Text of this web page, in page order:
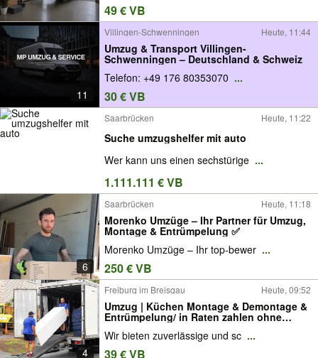
49 € VB
11
Villingen-Schwenningen Heute, 11:44
Umzug & Transport Villingen-
Schwenningen – Deutschland & Schweiz
Telefon: +49 176 80353070 ...
30 € VB
Saarbrücken Heute, 11:22
Suche umzugshelfer mit auto
Wer kann uns einen sechstürige ...
1.111.111 € VB
6
Saarbrücken Heute, 11:18
Morenko Umzüge – Ihr Partner für Umzug,
Montage & Entrümpelung ✅
Morenko Umzüge – Ihr top-bewer ...
250 € VB
4
Freiburg im Breisgau Heute, 09:52
Umzug | Küchen Montage & Demontage &
Entrümpelung/ in Raten zahlen ohne
Wir bieten zuverlässige und sc ...
39 € VB